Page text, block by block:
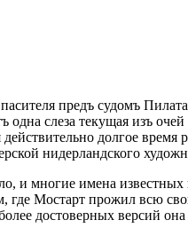
предъ судомъ
слеза текущая изъ
долгое время
нидерландского
и многие имена известных
где Мостарт прожил всю
достоверных версий